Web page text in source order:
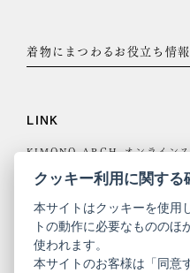
着物にまつわるお役立ち情報
LINK
KIMONO ARCH オンライン
Y. & SONS オンラインストア
クッキー利用に関する
本サイトはクッキーを使用
トの動作に必要なもののほ
使われます。
本サイトのお客様は「同意